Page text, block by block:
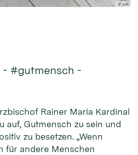
© pek
- #gutmensch -
Rainer Maria Kardinal
auf, Gutmensch zu sein und
zu besetzen. „Wenn
für andere Menschen